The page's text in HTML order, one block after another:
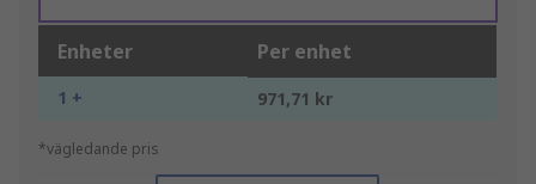
Enheter Per enhet
1 + 971,71 kr
*vägledande pris